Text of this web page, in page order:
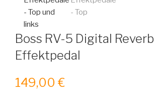
Boss RV-5 Digital Reverb
Effektpedal
149,00 €